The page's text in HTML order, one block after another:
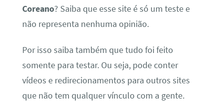
Coreano? Saiba que esse site é só um teste e
não representa nenhuma opinião.
Por isso saiba também que tudo foi feito
somente para testar. Ou seja, pode conter
vídeos e redirecionamentos para outros sites
que não tem qualquer vínculo com a gente.